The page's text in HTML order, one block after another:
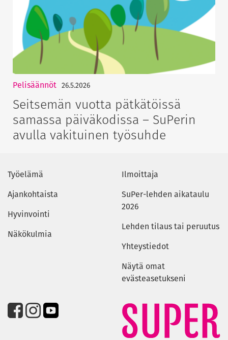
Pelisäännöt 26.5.2026
Seitsemän vuotta pätkätöissä
samassa päiväkodissa – SuPerin
avulla vakituinen työsuhde
Työelämä
Ajankohtaista
Hyvinvointi
Näkökulmia
Ilmoittaja
SuPer-lehden aikataulu
2026
Lehden tilaus tai peruutus
Yhteystiedot
Näytä omat
evästeasetukseni